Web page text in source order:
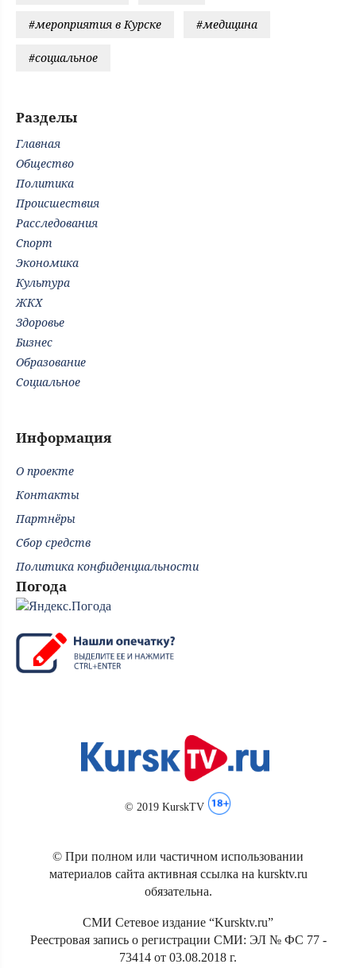
#мероприятия в Курске #медицина
#социальное
Разделы
Главная
Общество
Политика
Происшествия
Расследования
Спорт
Экономика
Культура
ЖКХ
Здоровье
Бизнес
Образование
Социальное
Информация
О проекте
Контакты
Партнёры
Сбор средств
Политика конфиденциальности
Погода
© 2019 KurskTV
© При полном или частичном использовании
материалов сайта активная ссылка на kursktv.ru
обязательна.
СМИ Сетевое издание “Kursktv.ru”
Реестровая запись о регистрации СМИ: ЭЛ № ФС 77 -
73414 от 03.08.2018 г.